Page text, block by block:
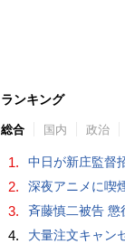
ランキング
総合 国内 政治
1. 中日が新庄監督
2. 深夜アニメに喫
3. 斉藤慎二被告 懲
4. 大量注文キャン